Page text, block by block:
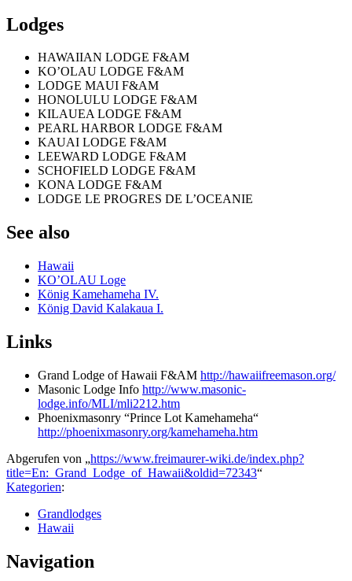
Lodges
HAWAIIAN LODGE F&AM
KO’OLAU LODGE F&AM
LODGE MAUI F&AM
HONOLULU LODGE F&AM
KILAUEA LODGE F&AM
PEARL HARBOR LODGE F&AM
KAUAI LODGE F&AM
LEEWARD LODGE F&AM
SCHOFIELD LODGE F&AM
KONA LODGE F&AM
LODGE LE PROGRES DE L’OCEANIE
See also
Hawaii
KO’OLAU Loge
König Kamehameha IV.
König David Kalakaua I.
Links
Grand Lodge of Hawaii F&AM http://hawaiifreemason.org/
Masonic Lodge Info http://www.masonic-
lodge.info/MLI/mli2212.htm
Phoenixmasonry “Prince Lot Kamehameha“
http://phoenixmasonry.org/kamehameha.htm
Abgerufen von „https://www.freimaurer-wiki.de/index.php?
title=En:_Grand_Lodge_of_Hawaii&oldid=72343“
Kategorien:
Grandlodges
Hawaii
Navigation